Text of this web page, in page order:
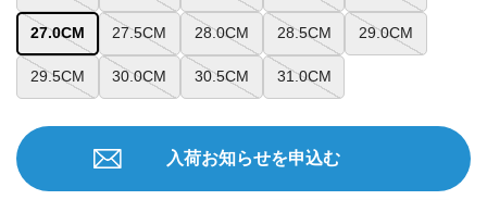
27.0CM 27.5CM 28.0CM 28.5CM 29.0CM
29.5CM 30.0CM 30.5CM 31.0CM
入荷お知らせを申込む